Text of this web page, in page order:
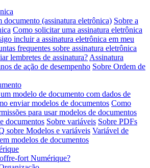
documento (assinatura eletrônica) Sobre a
Como solicitar uma assinatura eletrônica
incluir a assinatura eletrônica em meu
frequentes sobre assinatura eletrônica
lembretes de assinatura? Assinatura
de ação de desempenho Sobre Ordem de
modelo de documento com dados de
enviar modelos de documentos Como
para usar modelos de documentos
documentos Sobre variáveis Sobre PDFs
sobre Modelos e variáveis Variável de
modelos de documentos
fort Numérique?